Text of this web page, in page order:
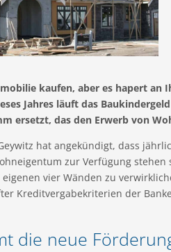
kaufen, aber es hapert an
Jahres läuft das
ersetzt, das den Erwerb von
hat angekündigt, dass
zur Verfügung
vier Wänden zu
Kreditvergabekriterien der
die neue